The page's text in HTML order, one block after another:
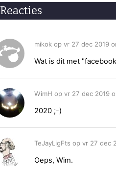
Reacties
mikok op vr 27 dec 2019
Wat is dit met
WimH op vr 27 dec 2019
2020 ;-)
TeJayLigFts op vr 27 dec
Oeps, Wim.